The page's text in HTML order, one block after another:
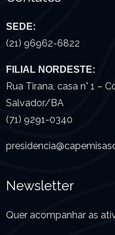
SEDE:
(21) 96962-6822
FILIAL NORDESTE:
Rua Tirana, casa n° 1 –
Salvador/BA
(71) 9291-0340
Newsletter
Quer acompanhar as